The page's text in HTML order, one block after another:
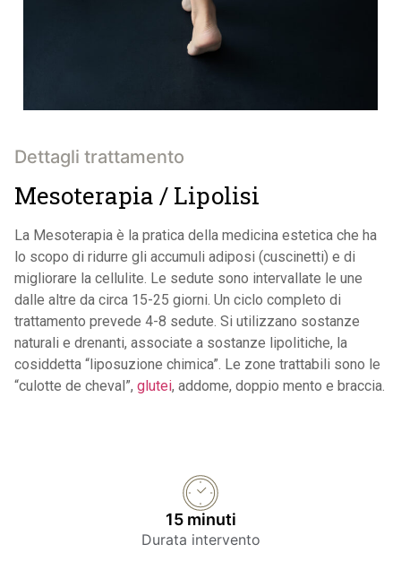
Dettagli trattamento
Mesoterapia / Lipolisi
La Mesoterapia è la pratica della medicina estetica che ha
lo scopo di ridurre gli accumuli adiposi (cuscinetti) e di
migliorare la cellulite. Le sedute sono intervallate le une
dalle altre da circa 15-25 giorni. Un ciclo completo di
trattamento prevede 4-8 sedute. Si utilizzano sostanze
naturali e drenanti, associate a sostanze lipolitiche, la
cosiddetta “liposuzione chimica”. Le zone trattabili sono le
“culotte de cheval”, glutei, addome, doppio mento e braccia.
15 minuti
Durata intervento